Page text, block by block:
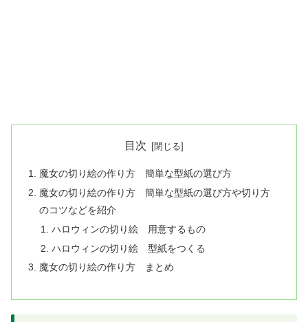
目次
魔女の切り絵の作り方 簡単な型紙の選び方
魔女の切り絵の作り方 簡単な型紙の選び方や切り方
のコツなどを紹介
ハロウィンの切り絵 用意するもの
ハロウィンの切り絵 型紙をつくる
魔女の切り絵の作り方 まとめ